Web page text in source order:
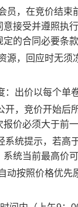
员，在竞价结
接受并遵照执
的合同必要条款
源，回应时无须
：出价以每个单
开，竞价开始后
报价必须大于前
系统提示，若高
统当前最高价
动按照价格优先